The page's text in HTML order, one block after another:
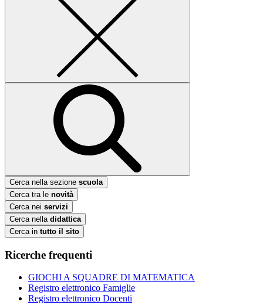
Cerca nella sezione scuola
Cerca tra le novità
Cerca nei servizi
Cerca nella didattica
Cerca in tutto il sito
Ricerche frequenti
GIOCHI A SQUADRE DI MATEMATICA
Registro elettronico Famiglie
Registro elettronico Docenti